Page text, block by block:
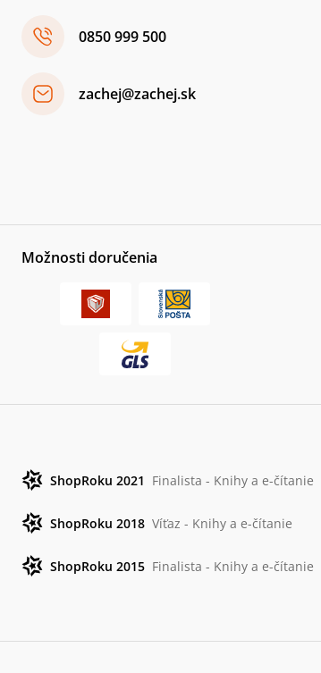
0850 999 500
zachej@zachej.sk
Možnosti doručenia
ShopRoku 2021 Finalista - Knihy a e-čítanie
ShopRoku 2018 Víťaz - Knihy a e-čítanie
ShopRoku 2015 Finalista - Knihy a e-čítanie